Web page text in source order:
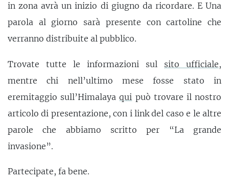
in zona avrà un inizio di giugno da ricordare. E Una
parola al giorno sarà presente con cartoline che
verranno distribuite al pubblico.
Trovate tutte le informazioni sul sito ufficiale,
mentre chi nell’ultimo mese fosse stato in
eremitaggio sull’Himalayaqui può trovare il nostro
articolo di presentazione, con i link del caso e le altre
parole che abbiamo scritto per “La grande
invasione”.
Partecipate, fa bene.